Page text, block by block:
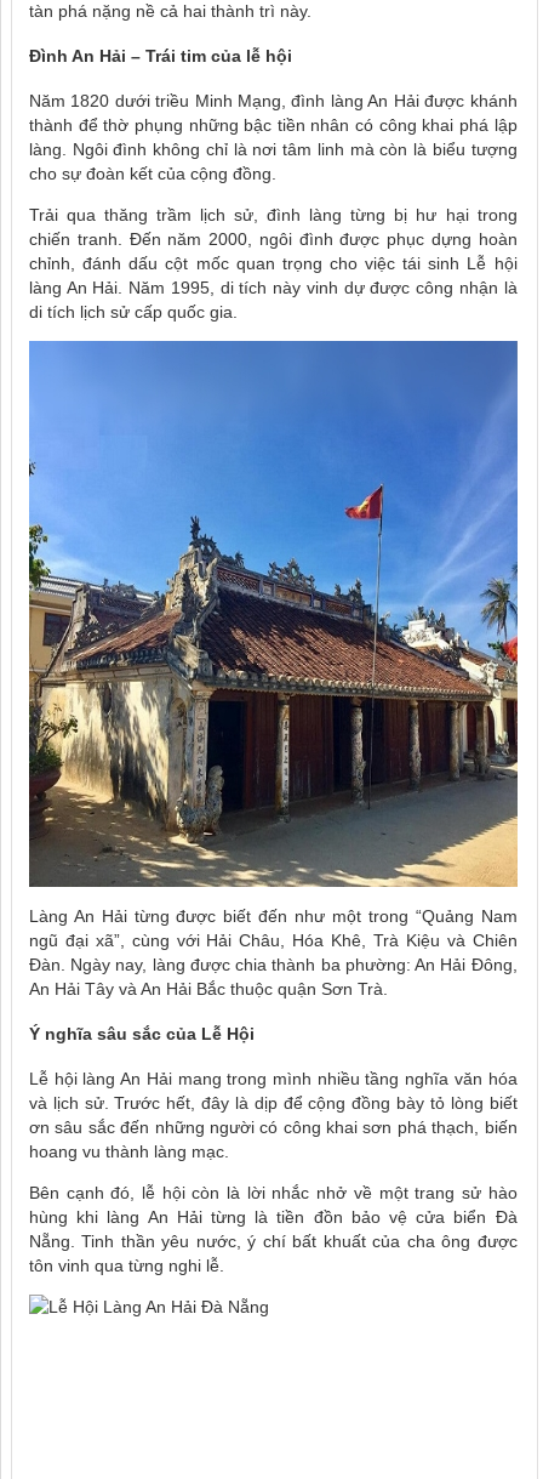
tàn phá nặng nề cả hai thành trì này.
Đình An Hải – Trái tim của lễ hội
Năm 1820 dưới triều Minh Mạng, đình làng An Hải được khánh
thành để thờ phụng những bậc tiền nhân có công khai phá lập
làng. Ngôi đình không chỉ là nơi tâm linh mà còn là biểu tượng
cho sự đoàn kết của cộng đồng.
Trải qua thăng trầm lịch sử, đình làng từng bị hư hại trong
chiến tranh. Đến năm 2000, ngôi đình được phục dựng hoàn
chỉnh, đánh dấu cột mốc quan trọng cho việc tái sinh Lễ hội
làng An Hải. Năm 1995, di tích này vinh dự được công nhận là
di tích lịch sử cấp quốc gia.
Làng An Hải từng được biết đến như một trong “Quảng Nam
ngũ đại xã”, cùng với Hải Châu, Hóa Khê, Trà Kiệu và Chiên
Đàn. Ngày nay, làng được chia thành ba phường: An Hải Đông,
An Hải Tây và An Hải Bắc thuộc quận Sơn Trà.
Ý nghĩa sâu sắc của Lễ Hội
Lễ hội làng An Hải mang trong mình nhiều tầng nghĩa văn hóa
và lịch sử. Trước hết, đây là dịp để cộng đồng bày tỏ lòng biết
ơn sâu sắc đến những người có công khai sơn phá thạch, biến
hoang vu thành làng mạc.
Bên cạnh đó, lễ hội còn là lời nhắc nhở về một trang sử hào
hùng khi làng An Hải từng là tiền đồn bảo vệ cửa biển Đà
Nẵng. Tinh thần yêu nước, ý chí bất khuất của cha ông được
tôn vinh qua từng nghi lễ.